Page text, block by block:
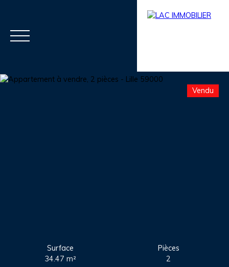
Vendu
Surface
34.47m²
Pièces
2